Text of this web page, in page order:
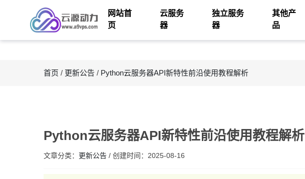
网站首
页
云服务
器
独立服务
器
其他产
品
首页 / 更新公告 / Python云服务器API新特性前沿使用教程解析
Python云服务器API新特性前沿使用教程解析
文章分类： 更新公告 / 创建时间： 2025-08-16